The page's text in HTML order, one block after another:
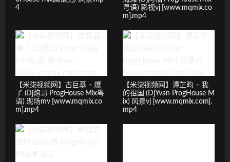
4
粤语) 影视vj [www.mqmix.co
m].mp4
【米柒视频网】古巨基 – 爆
了 (Dj炮哥 ProgHouse Mix粤
语) 现场mv [www.mqmix.co
m].mp4
【米柒视频网】谭芷昀 – 我
的祖国 (DjYvan ProgHouse M
ix) 风景vj [www.mqmix.com].
mp4